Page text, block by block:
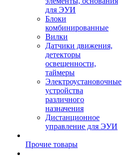
для ЭУИ
Блоки
комбинированные
Вилки
Датчики движения,
детекторы
освещенности,
таймеры
Электроустановочные
устройства
различного
назначения
Дистанционное
управление для ЭУИ
Прочие товары